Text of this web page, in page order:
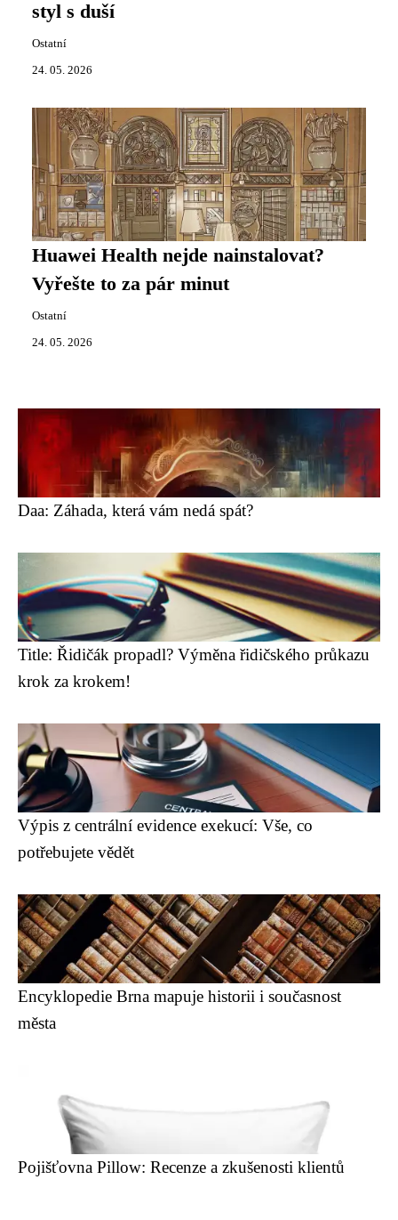
styl s duší
Ostatní
24. 05. 2026
Huawei Health nejde nainstalovat?
Vyřešte to za pár minut
Ostatní
24. 05. 2026
Daa: Záhada, která vám nedá spát?
Title: Řidičák propadl? Výměna řidičského průkazu
krok za krokem!
Výpis z centrální evidence exekucí: Vše, co
potřebujete vědět
Encyklopedie Brna mapuje historii i současnost
města
Pojišťovna Pillow: Recenze a zkušenosti klientů